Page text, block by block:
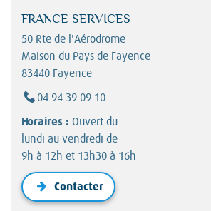
FRANCE SERVICES
50 Rte de l'Aérodrome
Maison du Pays de Fayence
83440 Fayence
Téléphone :
04 94 39 09 10
Horaires : Ouvert du
lundi au vendredi de
9h à 12h et 13h30 à 16h
Contacter